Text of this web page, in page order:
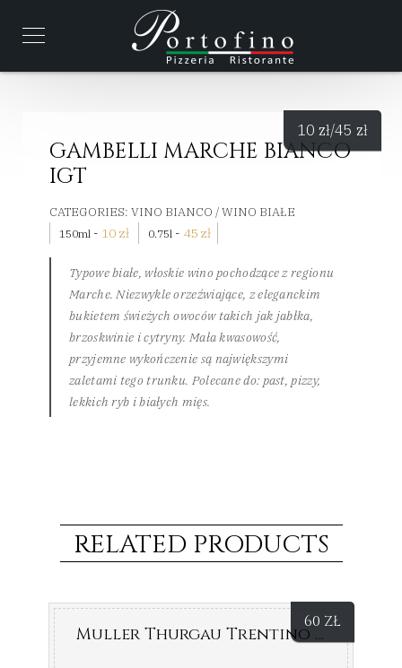
GAMBELLI MARCHE BIANCO
IGT
CATEGORIES: VINO BIANCO / WINO BIAŁE
150ml - 10 zł 0.75l - 45 zł
Typowe białe, włoskie wino pochodzące z regionu
Marche. Niezwykle orzeźwiające, z eleganckim
bukietem świeżych owoców takich jak jabłka,
brzoskwinie i cytryny. Mała kwasowość,
przyjemne wykończenie są największymi
zaletami tego trunku. Polecane do: past, pizzy,
lekkich ryb i białych mięs.
10 zł/45 zł
RELATED PRODUCTS
60 ZŁ
Muller Thurgau Trentino Doc 2013